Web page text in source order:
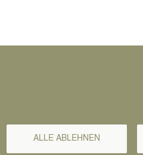
ALLE ABLEHNEN